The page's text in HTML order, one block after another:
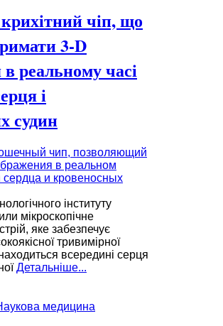
чіп, що
3-D
реальному часі
і
судин
інституту
мікроскопічне
яке забезпечує
тривимірної
всередині серця
Детальніше...
медицина